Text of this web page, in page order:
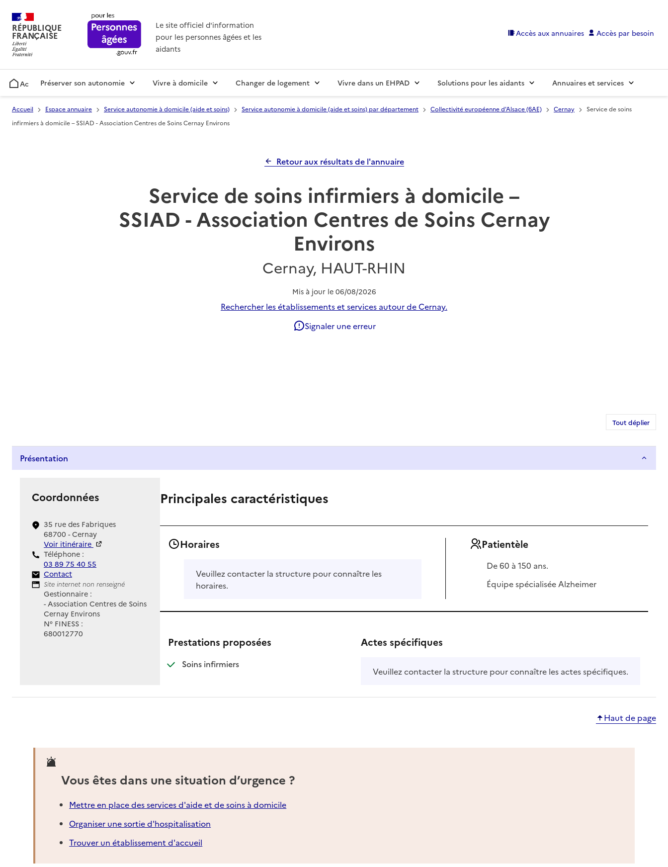
RÉPUBLIQUE
FRANÇAISE
Le site officiel d'information
pour les personnes âgées et les
aidants
Accès aux annuaires Accès par besoin
AccueilPréserver son autonomie Vivre à domicile Changer de logement Vivre dans un EHPAD Solutions pour les aidants Annuaires et services
Accueil Espace annuaire Service autonomie à domicile (aide et soins) Service autonomie à domicile (aide et soins) par département Collectivité européenne d'Alsace (6AE) Cernay
Service de soins
infirmiers à domicile – SSIAD - Association Centres de Soins Cernay Environs
Retour aux résultats de l'annuaire
Service de soins infirmiers à domicile –
SSIAD - Association Centres de Soins Cernay
Environs
Cernay, HAUT-RHIN
Mis à jour le 06/08/2026
Rechercher les établissements et services autour de Cernay.
Signaler une erreur
Tout déplier
Présentation
Coordonnées
35 rue des Fabriques
68700 - Cernay
Voir itinéraire
Téléphone :
03 89 75 40 55
Contact
Contact
Site Internet
Site internet non renseigné
Gestionnaire :
- Association Centres de Soins
Cernay Environs
N° FINESS :
680012770
Principales caractéristiques
Horaires
Veuillez contacter la structure pour connaître les
horaires.
Patientèle
De 60 à 150 ans.
Équipe spécialisée Alzheimer
Prestations proposées
Soins infirmiers: disponible
: non disponible
Actes spécifiques
Veuillez contacter la structure pour connaître les actes spécifiques.
Haut de page
Vous êtes dans une situation d’urgence ?
Mettre en place des services d'aide et de soins à domicile
Organiser une sortie d'hospitalisation
Trouver un établissement d'accueil